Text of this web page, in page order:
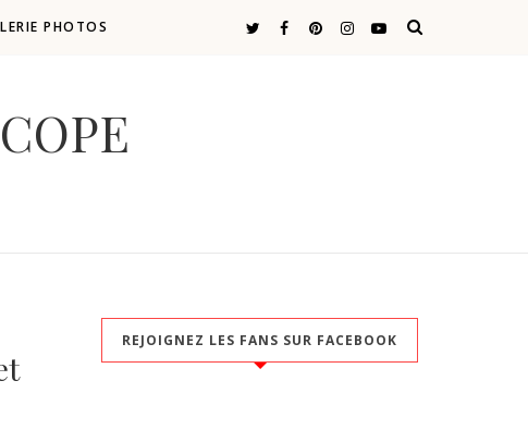
PHOTOS
REJOIGNEZ LES FANS SUR FACEBOOK